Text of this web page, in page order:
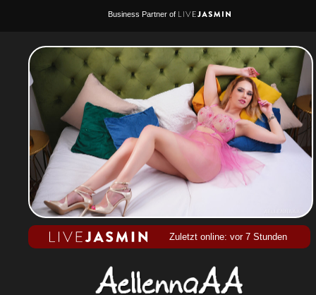
Business Partner of
Zuletzt online: vor 7 Stunden